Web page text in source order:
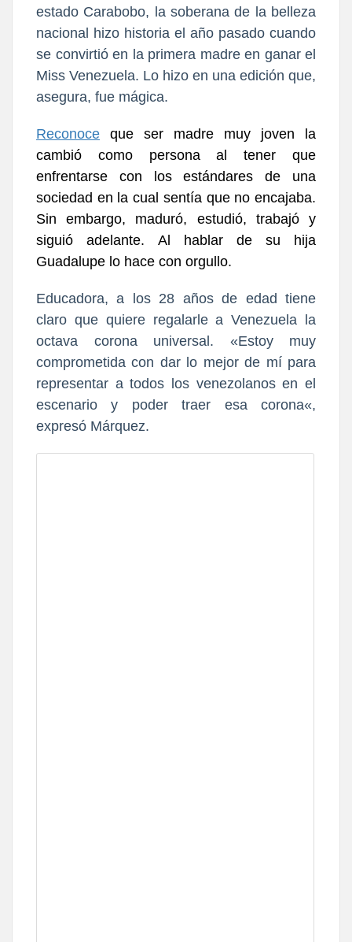
estado Carabobo, la soberana de la belleza
nacional hizo historia el año pasado cuando
se convirtió en la primera madre en ganar el
Miss Venezuela. Lo hizo en una edición que,
asegura, fue mágica.
Reconoce
que ser madre muy joven la
cambió como persona al tener que
enfrentarse con los estándares de una
sociedad en la cual sentía que no encajaba.
Sin embargo, maduró, estudió, trabajó y
siguió adelante.
Al hablar de su hija
Guadalupe lo hace con orgullo.
Educadora, a los 28 años de edad tiene
claro que quiere regalarle a Venezuela la
octava corona universal. «Estoy muy
comprometida con dar lo mejor de mí para
representar a todos los venezolanos en el
escenario y
poder traer esa corona«,
expresó Márquez.